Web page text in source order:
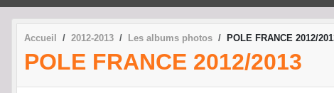
Accueil 2012-2013 Les albums photos POLE FRANCE 2012/
POLE FRANCE 2012/2013